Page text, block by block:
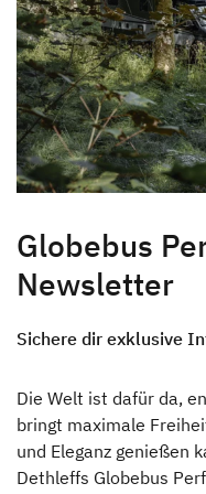
Unternehmen
Händlersuche
Fahrzeugbörse
Blog
Globebus
Newsletter
Sichere dir exklusive
Die Welt ist dafür da,
bringt maximale
und Eleganz genießen
Dethleffs Globebus